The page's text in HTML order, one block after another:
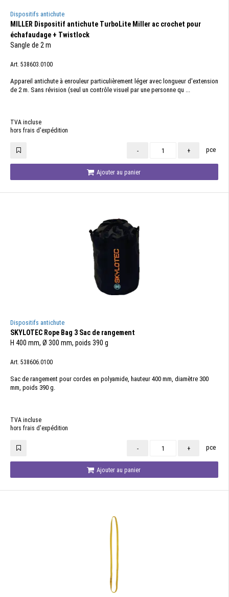
Dispositifs antichute
MILLER Dispositif antichute TurboLite Miller ac crochet pour
échafaudage + Twistlock
Sangle de 2 m
Art. 538603.0100
Appareil antichute à enrouleur particulièrement léger avec longueur d'extension
de 2 m. Sans révision (seul un contrôle visuel par une personne qu ...
TVA incluse
hors frais d'expédition
- + pce
Ajouter au panier
Dispositifs antichute
SKYLOTEC Rope Bag 3 Sac de rangement
H 400 mm, Ø 300 mm, poids 390 g
Art. 538606.0100
Sac de rangement pour cordes en polyamide, hauteur 400 mm, diamètre 300
mm, poids 390 g.
TVA incluse
hors frais d'expédition
- + pce
Ajouter au panier